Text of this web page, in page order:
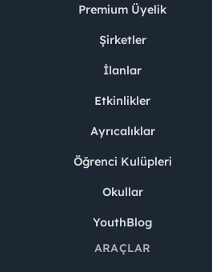
Premium Üyelik
Şirketler
İlanlar
Etkinlikler
Ayrıcalıklar
Öğrenci Kulüpleri
Okullar
YouthBlog
ARAÇLAR